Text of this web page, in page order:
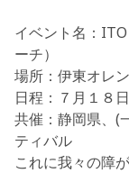
イベント名：
ーチ）
場所：伊東オレ
日程：７月１８日
共催：静岡県、(
ティバル
これに我々の障